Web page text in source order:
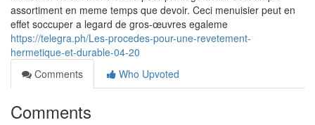
assortiment en meme temps que devoir. Ceci menuisier peut en
effet soccuper a legard de gros-œuvres egaleme
https://telegra.ph/Les-procedes-pour-une-revetement-
hermetique-et-durable-04-20
Comments
Who Upvoted
Comments